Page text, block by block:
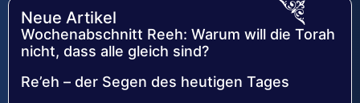
Neue Artikel
Wochenabschnitt Reeh: Warum will die Torah
nicht, dass alle gleich sind?
Re’eh – der Segen des heutigen Tages